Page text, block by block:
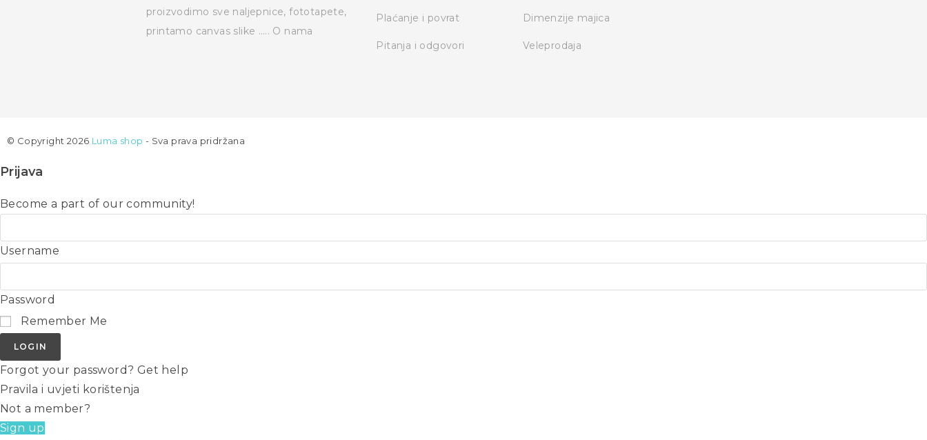
proizvodimo sve naljepnice, fototapete,
printamo canvas slike ….. O nama
Plaćanje i povrat
Pitanja i odgovori
Dimenzije majica
Veleprodaja
© Copyright 2026 Luma shop - Sva prava pridržana
Prijava
Become a part of our community!
Username
Password
Remember Me
LOGIN
Forgot your password? Get help
Pravila i uvjeti korištenja
Not a member?
Sign up